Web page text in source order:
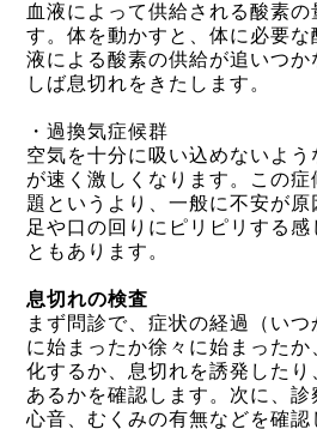
血液によって供給される酸素の
す。体を動かすと、体に必要な
液による酸素の供給が追いつ
しば息切れをきたします。
・過換気症候群
空気を十分に吸い込めないよう
が速く激しくなります。この症
題というより、一般に不安が
足や口の回りにピリピリする感
ともあります。
息切れの検査
まず問診で、症状の経過（い
に始まったか徐々に始まった
化するか、息切れを誘発した
あるかを確認します。次に、診
心音、むくみの有無などを確認